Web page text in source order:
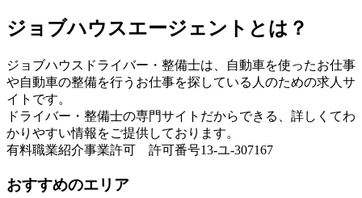
ジョブハウスエージェントとは？
ジョブハウスドライバー・整備士は、自動車を使ったお仕事
や自動車の整備を行うお仕事を探している人のための求人サ
イトです。
ドライバー・整備士の専門サイトだからできる、詳しくてわ
かりやすい情報をご提供しております。
有料職業紹介事業許可 許可番号13-ユ-307167
おすすめのエリア